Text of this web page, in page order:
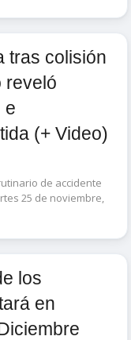
tras colisión
reveló
e
(+ Video)
de accidente
25 de noviembre,
los
en